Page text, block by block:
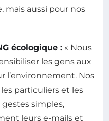
mais aussi pour nos
écologique : « Nous
les gens aux
l’environnement. Nos
particuliers et les
simples,
leurs e-mails et